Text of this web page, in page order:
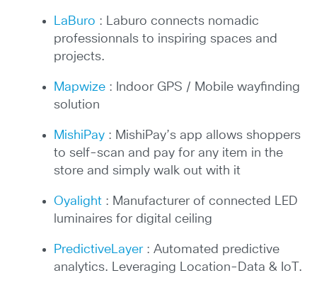
LaBuro : Laburo connects nomadic
professionnals to inspiring spaces and
projects.
Mapwize : Indoor GPS / Mobile wayfinding
solution
MishiPay : MishiPay’s app allows shoppers
to self-scan and pay for any item in the
store and simply walk out with it
Oyalight : Manufacturer of connected LED
luminaires for digital ceiling
PredictiveLayer: Automated predictive
analytics. Leveraging Location-Data & IoT.